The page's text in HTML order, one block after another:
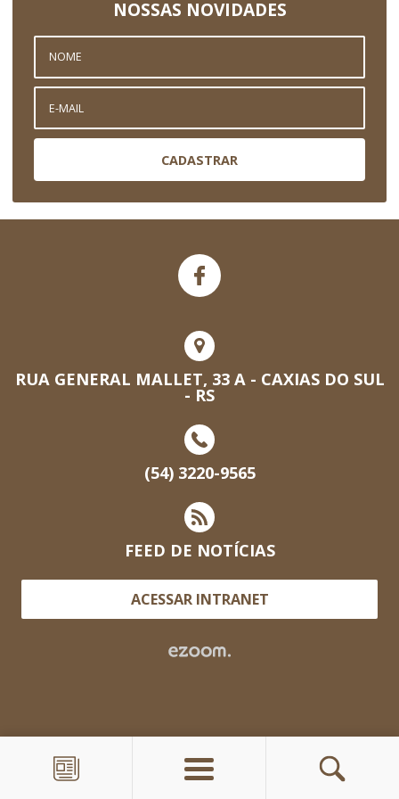
NOSSAS NOVIDADES
CADASTRAR
RUA GENERAL MALLET, 33 A - CAXIAS DO SUL
- RS
(54) 3220-9565
FEED DE NOTÍCIAS
ACESSAR INTRANET